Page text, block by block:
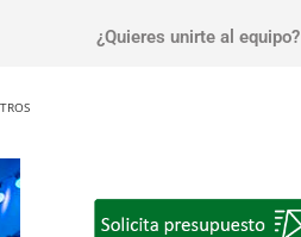
¿Quieres unirte al equipo?